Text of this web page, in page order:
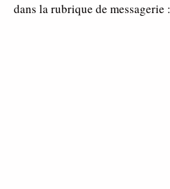
dans la rubrique de messagerie :